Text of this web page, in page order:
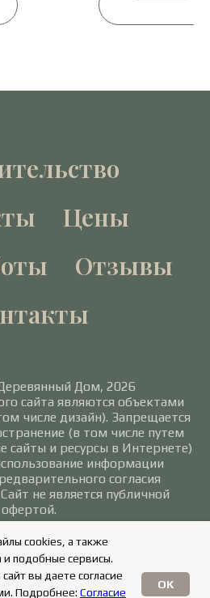
cookies, а также
подобные сервисы.
вы даете согласие
Подробнее: Согласие
OK
Цены
Отзывы
Дом, 2026
сайта являются объектами
числе дизайн). Запрещается
(в том числе путем
сайты и ресурсы в Интернете)
информации
согласия
не является публичной
офертой.
обработки персональных
обработку персональных
данных